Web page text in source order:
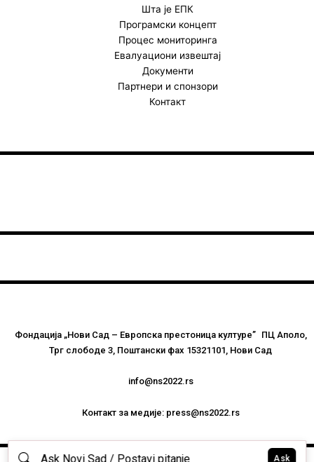
a
m
Шта је ЕПК
Програмски концепт
Процес мониторинга
Евалуациони извештај
Документи
Партнери и спонзори
Контакт
Фондација „Нови Сад – Европска престоница културе” ПЦ Аполо,
Трг слободе 3, Поштански фах 15321101, Нови Сад
info@ns2022.rs
Контакт за медије: press@ns2022.rs